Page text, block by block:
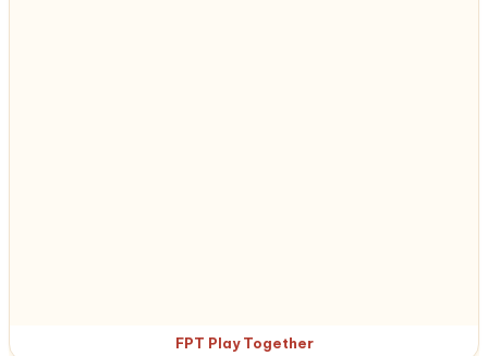
FPT Play Together